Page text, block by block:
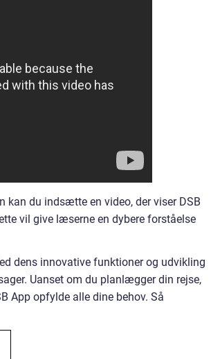
kan du indsætte en video, der viser DSB
vil give læserne en dybere forståelse
dens innovative funktioner og udvikling
Uanset om du planlægger din rejse,
App opfylde alle dine behov. Så